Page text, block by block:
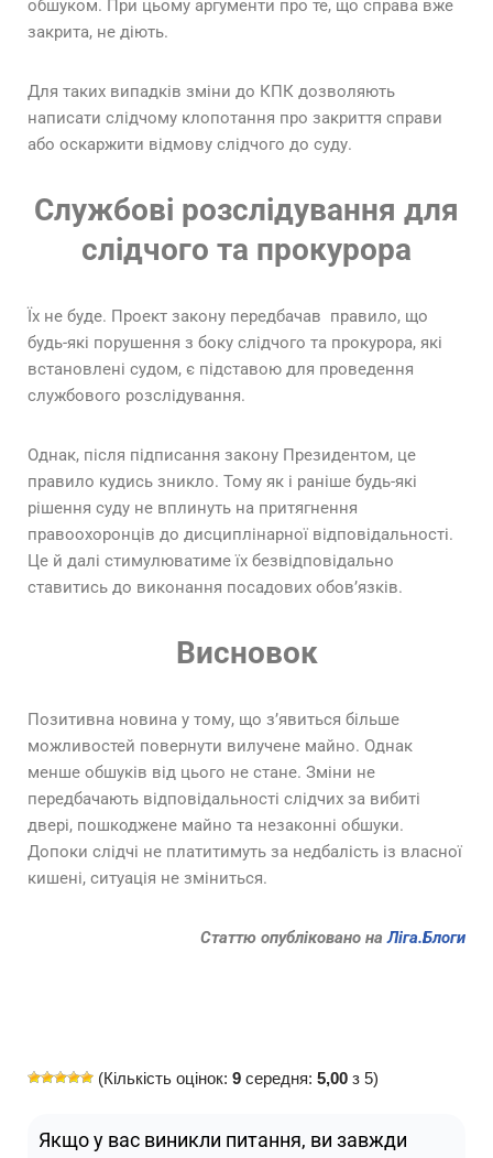
обшуком. При цьому аргументи про те, що справа вже
закрита, не діють.
Для таких випадків зміни до КПК дозволяють
написати слідчому клопотання про закриття справи
або оскаржити відмову слідчого до суду.
Службові розслідування для
слідчого та прокурора
Їх не буде. Проект закону передбачав правило, що
будь-які порушення з боку слідчого та прокурора, які
встановлені судом, є підставою для проведення
службового розслідування.
Однак, після підписання закону Президентом, це
правило кудись зникло. Тому як і раніше будь-які
рішення суду не вплинуть на притягнення
правоохоронців до дисциплінарної відповідальності.
Це й далі стимулюватиме їх безвідповідально
ставитись до виконання посадових обов’язків.
Висновок
Позитивна новина у тому, що з’явиться більше
можливостей повернути вилучене майно. Однак
менше обшуків від цього не стане. Зміни не
передбачають відповідальності слідчих за вибиті
двері, пошкоджене майно та незаконні обшуки.
Допоки слідчі не платитимуть за недбалість із власної
кишені, ситуація не зміниться.
Статтю опубліковано наЛіга.Блоги
(Кількість оцінок: 9 середня: 5,00 з 5)
Якщо у вас виникли питання, ви завжди